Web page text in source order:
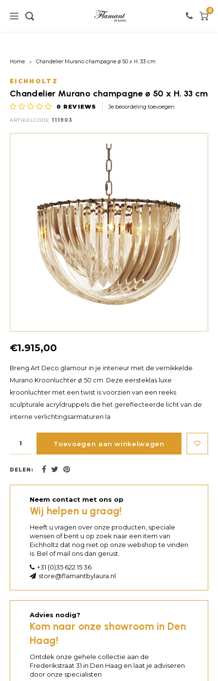
Verlichting
Vloerlampen
Tafellampen
Meubels
Kasten
Stoelen
Verf
Witte tinten
Roze tinten
0
Home Chandelier Murano champagne ø 50 x H. 33 cm
EICHHOLTZ
Chandelier Murano champagne ø 50 x H. 33 cm
0 REVIEWS Je beoordeling toevoegen
ARTIKELCODE 111903
€1.915,00
Breng Art Deco glamour in je interieur met de vernikkelde
Murano Kroonluchter ø 50 cm. Deze eersteklas luxe
kroonluchter met een twist is voorzien van een reeks
sculpturale acryldruppels die het gereflecteerde licht van de
interne verlichtingsarmaturen la
Toevoegen aan winkelwagen
DELEN:
Neem contact met ons op
Wij helpen u graag!
Heeft u vragen over onze producten, speciale
wensen of bent u op zoek naar een item van
Eichholtz dat nog niet op onze webshop te vinden
is. Bel of mail ons dan gerust.
+31 (0)35 622 15 36
store@flamantbylaura.nl
Advies nodig?
Kom naar onze showroom in Den
Haag!
Ontdek onze gehele collectie aan de
Frederikstraat 31 in Den Haag en laat je adviseren
door onze specialisten